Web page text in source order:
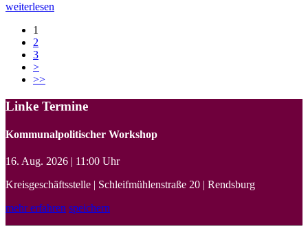
weiterlesen
1
2
3
>
>>
Linke Termine
Kommunalpolitischer Workshop
16. Aug. 2026 | 11:00 Uhr
Kreisgeschäftsstelle | Schleifmühlenstraße 20 | Rendsburg
mehr erfahren speichern